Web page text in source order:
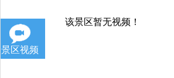
景区视频
该景区暂无视频！